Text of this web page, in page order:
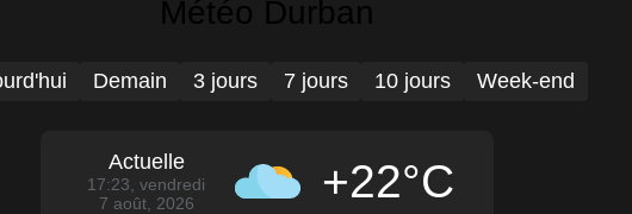
Météo Durban
Demain 3 jours 7 jours 10 jours Week-end
Actuelle
17:23, vendredi
7 août, 2026
+22°C